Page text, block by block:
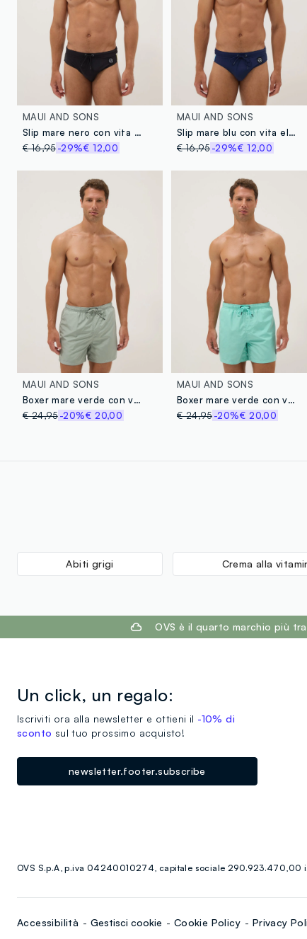
MAUI AND SONS
Slip mare nero con vita elastica
€ 16,95-29%€ 12,00
MAUI AND SONS
Slip mare blu con vita elastica
€ 16,95-29%€ 12,00
MAUI AND SONS
Boxer mare verde con vita elasticizzata e coulisse
€ 24,95-20%€ 20,00
MAUI AND SONS
Boxer mare verde con vita elasticizzata e coulisse
€ 24,95-20%€ 20,00
Abiti grigi Crema alla
OVS è il quarto marchio più
Un click, un regalo:
Iscriviti ora alla newsletter e ottieni il -10% di
sconto sul tuo prossimo acquisto!
newsletter.footer.subscribe
OVS S.p.A, p.iva 04240010274, capitale sociale 290.923.470,00
Accessibilità Gestisci cookie Cookie Policy Privacy